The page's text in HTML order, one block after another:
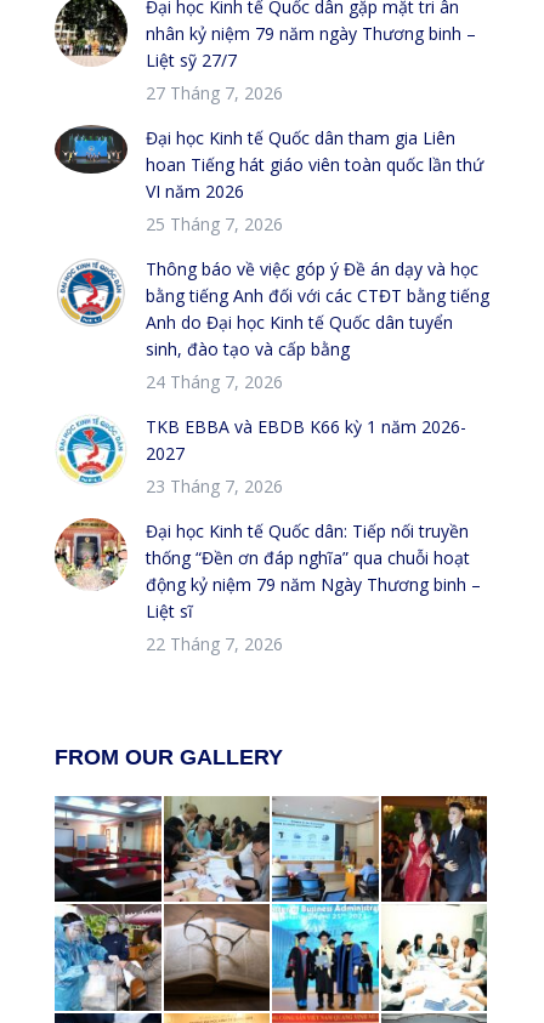
Đại học Kinh tế Quốc dân gặp mặt tri ân
nhân kỷ niệm 79 năm ngày Thương binh –
Liệt sỹ 27/7
27 Tháng 7, 2026
Đại học Kinh tế Quốc dân tham gia Liên
hoan Tiếng hát giáo viên toàn quốc lần thứ
VI năm 2026
25 Tháng 7, 2026
Thông báo về việc góp ý Đề án dạy và học
bằng tiếng Anh đối với các CTĐT bằng tiếng
Anh do Đại học Kinh tế Quốc dân tuyển
sinh, đào tạo và cấp bằng
24 Tháng 7, 2026
TKB EBBA và EBDB K66 kỳ 1 năm 2026-
2027
23 Tháng 7, 2026
Đại học Kinh tế Quốc dân: Tiếp nối truyền
thống “Đền ơn đáp nghĩa” qua chuỗi hoạt
động kỷ niệm 79 năm Ngày Thương binh –
Liệt sĩ
22 Tháng 7, 2026
FROM OUR GALLERY